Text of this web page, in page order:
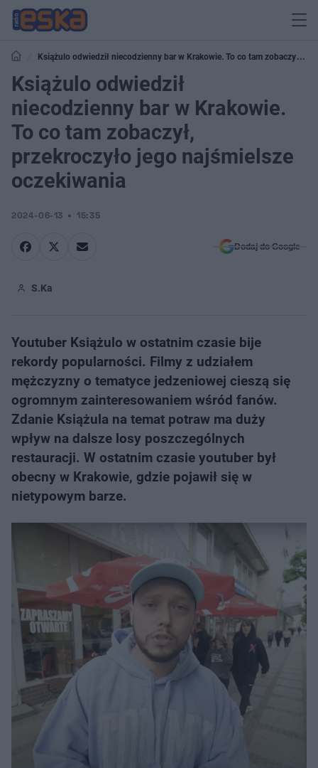
Książulo odwiedził niecodzienny bar w Krakowie. To co tam zobaczył,
przekroczyło jego najśmielsze oczekiwania
Książulo odwiedził
niecodzienny bar w Krakowie.
To co tam zobaczył,
przekroczyło jego najśmielsze
oczekiwania
2024-06-13 15:35
Dodaj do Google
S.Ka
Youtuber Książulo w ostatnim czasie bije
rekordy popularności. Filmy z udziałem
mężczyzny o tematyce jedzeniowej cieszą się
ogromnym zainteresowaniem wśród fanów.
Zdanie Książula na temat potraw ma duży
wpływ na dalsze losy poszczególnych
restauracji. W ostatnim czasie youtuber był
obecny w Krakowie, gdzie pojawił się w
nietypowym barze.